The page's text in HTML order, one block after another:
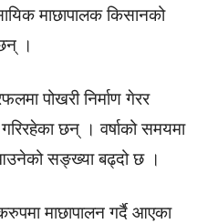
माछापालक किसानको
।
पोखरी निर्माण गेरर
छन् । वर्षाको समयमा
सङ्ख्या बढ्दो छ ।
माछापालन गर्दै आएका